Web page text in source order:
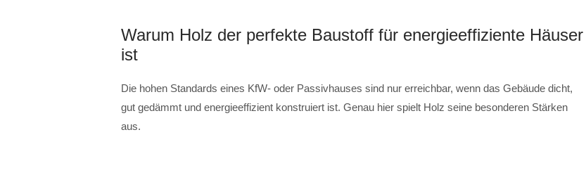
Warum Holz der perfekte Baustoff für energieeffiziente Häuser
ist
Die hohen Standards eines KfW- oder Passivhauses sind nur erreichbar, wenn das Gebäude dicht,
gut gedämmt und energieeffizient konstruiert ist. Genau hier spielt Holz seine besonderen Stärken
aus.